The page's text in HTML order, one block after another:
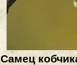
Самец